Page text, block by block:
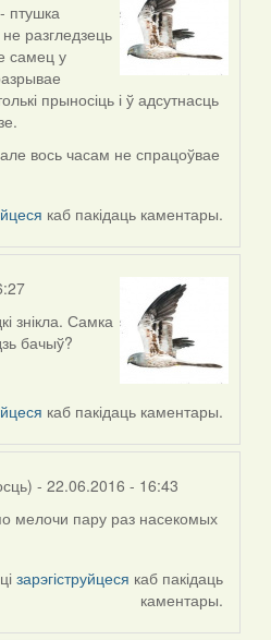
птушка
не разгледзець
самец у
прыносіць і ў адсутнасць
вось часам не спрацоўвае
каб пакідаць каментары.
знікла. Самка
бачыў?
каб пакідаць каментары.
- 22.06.2016 - 16:43
мелочи пару раз насекомых
цізарэгіструйцеся каб пакідаць
каментары.